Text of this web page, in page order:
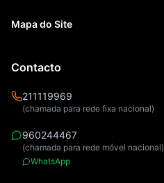
Mapa do Site
Contacto
211119969
(chamada para rede fixa nacional)
960244467
(chamada para rede móvel nacional)
WhatsApp